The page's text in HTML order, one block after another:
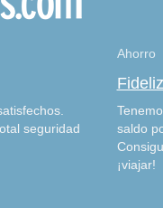
seguridad
Ahorro
saldo
¡viajar!